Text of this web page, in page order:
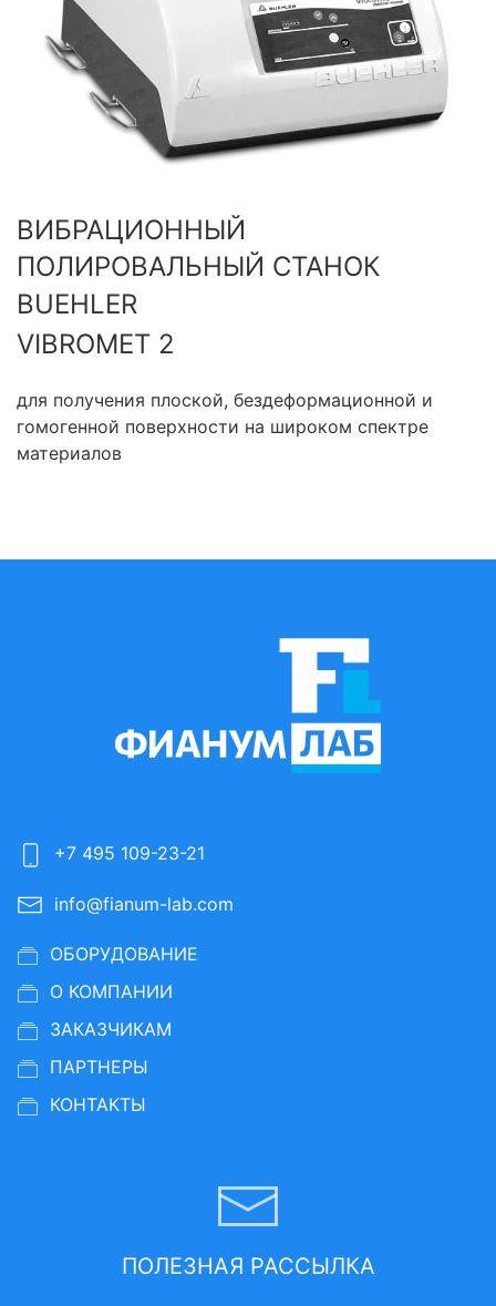
ВИБРАЦИОННЫЙ
ПОЛИРОВАЛЬНЫЙ СТАНОК
BUEHLER
VIBROMET 2
для получения плоской, бездеформационной и
гомогенной поверхности на широком спектре
материалов
+7 495 109-23-21
info@fianum-lab.com
ОБОРУДОВАНИЕ
О КОМПАНИИ
ЗАКАЗЧИКАМ
ПАРТНЕРЫ
КОНТАКТЫ
ПОЛЕЗНАЯ РАССЫЛКА